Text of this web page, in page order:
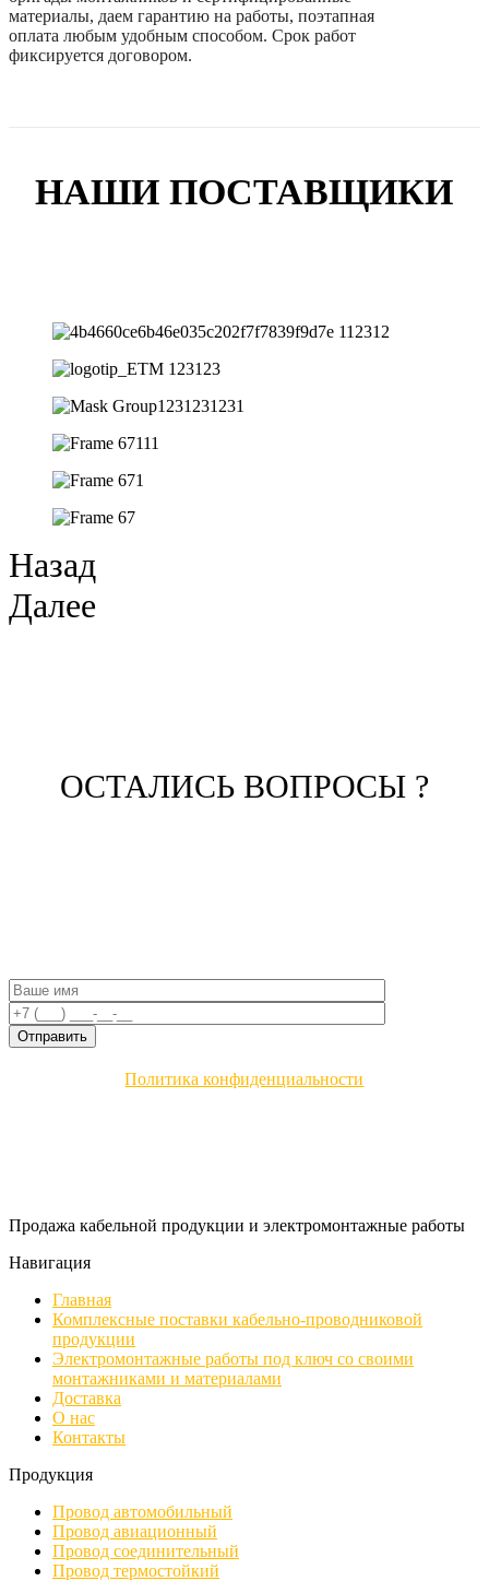
материалы, даем гарантию на работы, поэтапная
оплата любым удобным способом. Срок работ
фиксируется договором.
НАШИ ПОСТАВЩИКИ
Назад
Далее
ОСТАЛИСЬ ВОПРОСЫ ?
Политика конфиденциальности
Продажа кабельной продукции и электромонтажные работы
Навигация
Главная
Комплексные поставки кабельно-проводниковой
продукции
Электромонтажные работы под ключ со своими
монтажниками и материалами
Доставка
О нас
Контакты
Продукция
Провод автомобильный
Провод авиационный
Провод соединительный
Провод термостойкий